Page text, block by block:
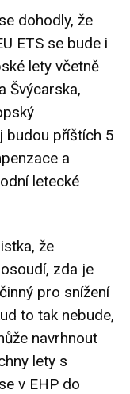
dohodly, že
ETS se bude i
lety včetně
Švýcarska,
budou příštích 5
a
letecké
že
zda je
pro snížení
to tak nebude,
navrhnout
lety s
v EHP do